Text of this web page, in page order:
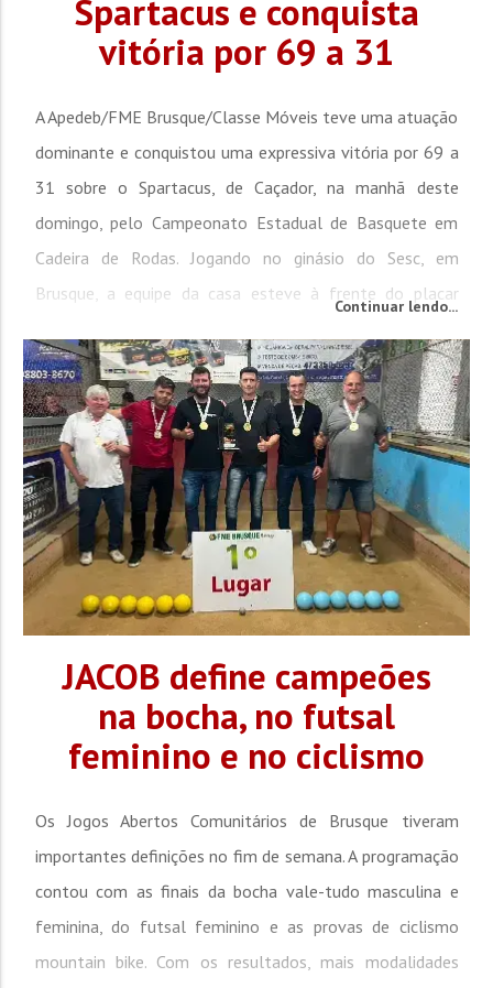
Spartacus e conquista
vitória por 69 a 31
A Apedeb/FME Brusque/Classe Móveis teve uma atuação
dominante e conquistou uma expressiva vitória por 69 a
31 sobre o Spartacus, de Caçador, na manhã deste
domingo, pelo Campeonato Estadual de Basquete em
Cadeira de Rodas. Jogando no ginásio do Sesc, em
Brusque, a equipe da casa esteve à frente do placar
atuação consistente nos quatro períodos. A equipe...
Continuar lendo...
JACOB define campeões
na bocha, no futsal
feminino e no ciclismo
Os Jogos Abertos Comunitários de Brusque tiveram
importantes definições no fim de semana. A programação
contou com as finais da bocha vale-tudo masculina e
feminina, do futsal feminino e as provas de ciclismo
mountain bike. Com os resultados, mais modalidades